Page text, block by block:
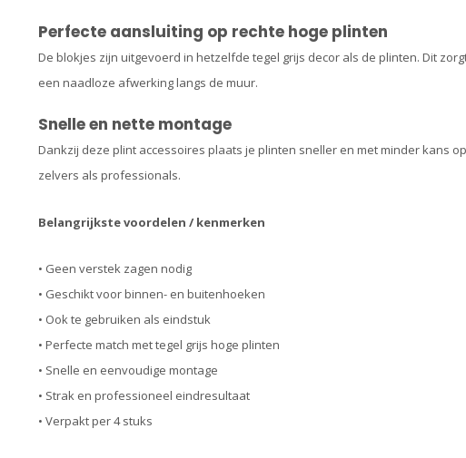
Perfecte aansluiting op rechte hoge plinten
De blokjes zijn uitgevoerd in hetzelfde tegel grijs decor als de plinten. Dit
een naadloze afwerking langs de muur.
Snelle en nette montage
Dankzij deze plint accessoires plaats je plinten sneller en met minder kans
zelvers als professionals.
Belangrijkste voordelen / kenmerken
• Geen verstek zagen nodig
• Geschikt voor binnen- en buitenhoeken
• Ook te gebruiken als eindstuk
• Perfecte match met tegel grijs hoge plinten
• Snelle en eenvoudige montage
• Strak en professioneel eindresultaat
• Verpakt per 4 stuks